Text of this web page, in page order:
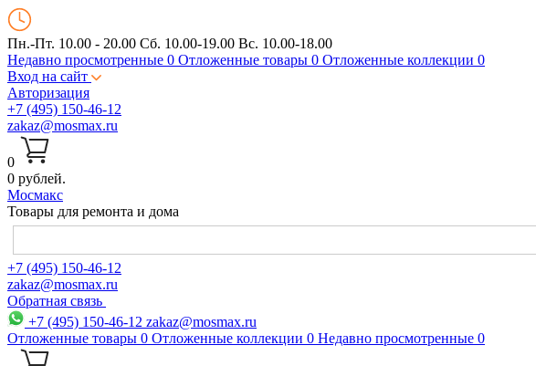
Пн.-Пт. 10.00 - 20.00 Сб. 10.00-19.00 Вс. 10.00-18.00
Недавно просмотренные 0 Отложенные товары 0 Отложенные коллекции 0
Вход на сайт
Авторизация
+7 (495) 150-46-12
zakaz@mosmax.ru
0
0 рублей.
Мосмакс
Товары для ремонта и дома
+7 (495) 150-46-12
zakaz@mosmax.ru
Обратная связь
+7 (495) 150-46-12 zakaz@mosmax.ru
Отложенные товары 0 Отложенные коллекции 0 Недавно просмотренные 0